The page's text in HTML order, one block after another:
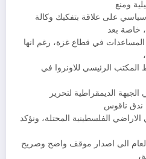
ومنع
على علاقة بتفكيك وكالة
خاصة بعد
المساعدات في قطاع غزة، رغم انها
المكتب الرئيسي للاونروا في
الديمقراطية لتحرير
ندق ناقوس
الفلسطينية المحتلة، ونؤكد
العام الى اصدار موقف واضح وصريح